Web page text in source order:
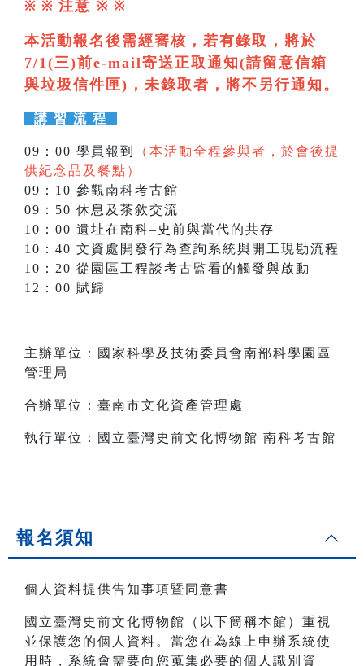
※ ※ 注意 ※ ※
本活動報名後需經審核，若有錄取，將於
7/1(三)前e-mail寄送正取通知(請留意信箱
與垃圾信件匣)，未錄取者，將不另行通知。
講 習 流 程
09：00 學員報到
（本活動全程參與者，於會後提
供紀念品及餐點）
09：10 參觀南科考古館
09：50 休息及茶敘交流
10：00 遺址在南科–史前與當代的共存
10：40 文資處開發行為查詢系統與開工現勘流程
10：20 從園區工程談考古監看的觸發與啟動
12：00 賦歸
主辦單位：國家科學及技術委員會南部科學園區
管理局
合辦單位：臺南市文化資產管理處
執行單位：國立臺灣史前文化博物館 南科考古館
報名須知
個人資料提供告知事項暨同意書
國立臺灣史前文化博物館（以下簡稱本館）重視
並保護您的個人資料。當您在為線上申辦系統使
用時，系統會需要向您蒐集必要的個人識別資